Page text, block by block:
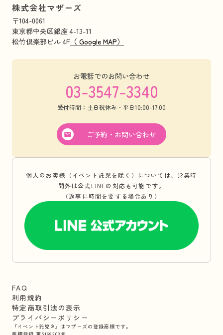
株式会社マザーズ
〒104-0061
東京都中央区銀座 4-13-11
松竹倶楽部ビル 4F （ Google MAP）
お電話でのお問い合わせ
03-3547-3340
受付時間：土日祝休み・平日10:00-17:00
ご予約・お問い合わせ
個人のお客様（イベント託児を除く）については、営業時
間外は公式LINEの対応も可能です。
（返事に時間を要する場合あり）
FAQ
利用規約
特定商取引法の表示
プライバシーポリシー
『イベント託児®』はマザーズの登録商標です。